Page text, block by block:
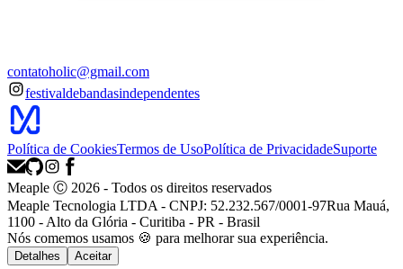
contatoholic@gmail.com
festivaldebandasindependentes
Política de CookiesTermos de UsoPolítica de PrivacidadeSuporte
Meaple Ⓒ 2026 - Todos os direitos reservados
Meaple Tecnologia LTDA - CNPJ: 52.232.567/0001-97Rua Mauá,
1100 - Alto da Glória - Curitiba - PR - Brasil
Nós comemos usamos 🍪 para melhorar sua experiência.
Detalhes Aceitar